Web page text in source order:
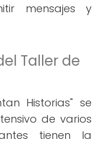
mensajes y
Taller de
Historias" se
de varios
tienen la